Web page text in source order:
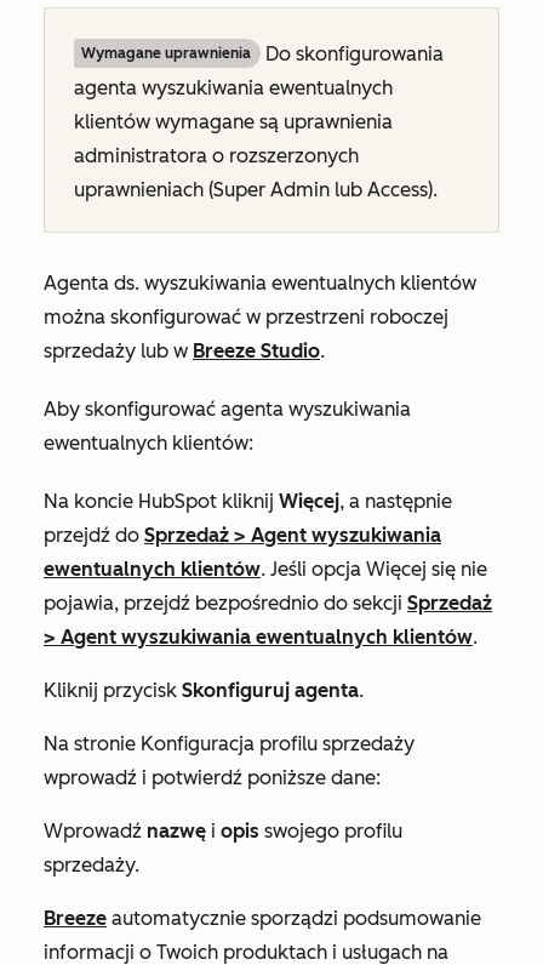
Wymagane uprawnienia
Do skonfigurowania
agenta wyszukiwania ewentualnych
klientów wymagane są uprawnienia
administratora o rozszerzonych
uprawnieniach (Super Admin lub Access).
Agenta ds. wyszukiwania ewentualnych klientów
można skonfigurować w przestrzeni roboczej
sprzedaży lub w Breeze Studio.
Aby skonfigurować agenta wyszukiwania
ewentualnych klientów:
Na koncie HubSpot kliknij Więcej, a następnie
przejdź do Sprzedaż > Agent wyszukiwania
ewentualnych klientów. Jeśli opcja Więcej się nie
pojawia, przejdź bezpośrednio do sekcji Sprzedaż
> Agent wyszukiwania ewentualnych klientów.
Kliknij przycisk Skonfiguruj agenta.
Na stronie Konfiguracja profilu sprzedaży
wprowadź i potwierdź poniższe dane:
Wprowadź nazwę i opis swojego profilu
sprzedaży.
Breeze automatycznie sporządzi podsumowanie
informacji o Twoich produktach i usługach na